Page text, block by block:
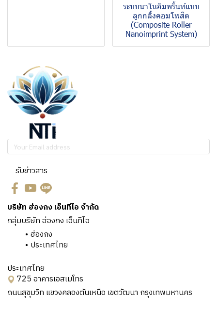
ระบบนาโนอิมพริ้นท์แบบ
ลูกกลิ้งคอมโพสิต
(Composite Roller
Nanoimprint System)
รับข่าวสาร
บริษัท ฮ่องกง เอ็นทีไอ จำกัด
กลุ่มบริษัท ฮ่องกง เอ็นทีไอ
ฮ่องกง
ประเทศไทย
ประเทศไทย
725 อาคารเอสเมโทร
ถนนสุขุมวิท แขวงคลองตันเหนือ เขตวัฒนา กรุงเทพมหานคร